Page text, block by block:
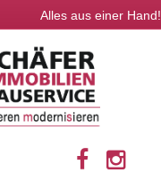
Alles aus einer Hand!